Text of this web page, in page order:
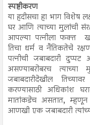
स्पष्टीकरण
या हदीसचा हा भाग विशेष
घर आणि त्याच्या मुलांची
आपल्या पत्नीला फक्त
तिचा धर्म व नैतिकतेचे
पत्नीची जबाबदारी
असण्याबरोबरच त्याच्या
जबाबदारीदेखील
करण्यासाठी अधिकांश
मातांकडेच असतात, म्हणून
आणखी एक जबाबदारी